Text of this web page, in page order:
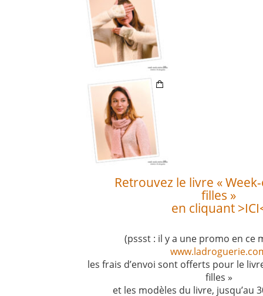
Retrouvez le livre «
filles »
en cliquant
(pssst : il y a une promo en ce
les frais d’envoi sont offerts pour le
filles »
et les modèles du livre, jusqu’au